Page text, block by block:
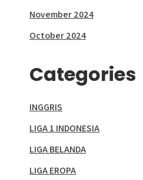
November 2024
October 2024
Categories
INGGRIS
LIGA 1 INDONESIA
LIGA BELANDA
LIGA EROPA